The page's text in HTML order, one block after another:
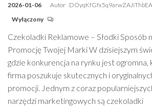
2026-01-06 Autor
Wyłączony
Czekoladki Reklamowe – Słodki Sposób
Promocję Twojej Marki W dzisiejszym
gdzie konkurencja na rynku jest ogromna,
firma poszukuje skutecznych i
promocji. Jednym z coraz
narzędzi marketingowych są czekoladki